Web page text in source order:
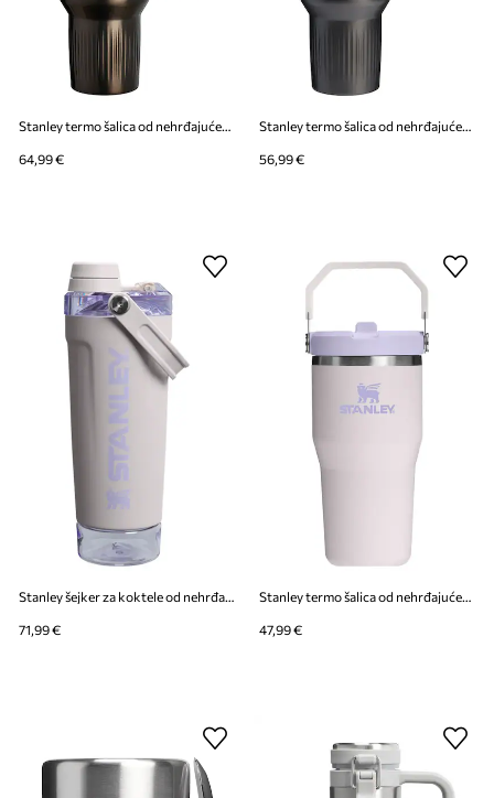
Stanley termo šalica od nehrđajućeg čelika Quencher H2.0 1,18 l
64,99 €
Stanley termo šalica od nehrđajućeg čelika Quencher® H2.O 0,89 l
56,99 €
Stanley šejker za koktele od nehrđajućeg čelika Vitalize™ Shaker 0,59 l
71,99 €
Stanley termo šalica od nehrđajućeg čelika IceFlow Flip Straw 2.0 0,59 l
47,99 €